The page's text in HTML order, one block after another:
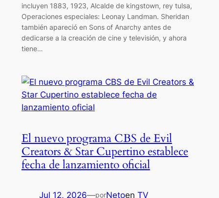
incluyen 1883, 1923, Alcalde de kingstown, rey tulsa,
Operaciones especiales: Leonay Landman. Sheridan
también apareció en Sons of Anarchy antes de
dedicarse a la creación de cine y televisión, y ahora
tiene…
El nuevo programa CBS de Evil
Creators & Star Cupertino establece
fecha de lanzamiento oficial
Jul 12, 2026—porNetoen TV